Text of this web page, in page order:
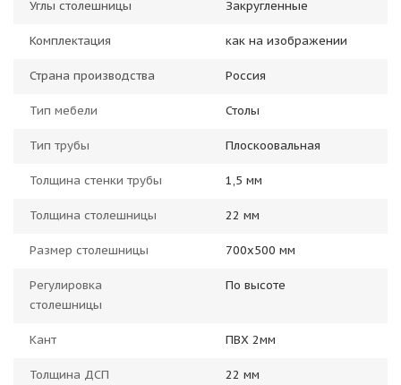
Углы столешницы Закругленные
Комплектация как на изображении
Страна производства Россия
Тип мебели Столы
Тип трубы Плоскоовальная
Толщина стенки трубы 1,5 мм
Толщина столешницы 22 мм
Размер столешницы 700x500 мм
Регулировка
столешницы
По высоте
Кант ПВХ 2мм
Толщина ДСП 22 мм